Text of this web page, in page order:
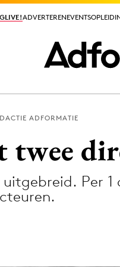
ADVERTERENEVENTS
ADVERTERENEVENTS
ADFORMATIE
twee
Per